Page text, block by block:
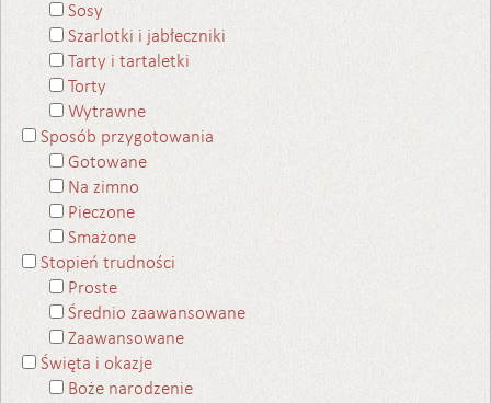
Sosy
Szarlotki i jabłeczniki
Tarty i tartaletki
Torty
Wytrawne
Sposób przygotowania
Gotowane
Na zimno
Pieczone
Smażone
Stopień trudności
Proste
Średnio zaawansowane
Zaawansowane
Święta i okazje
Boże narodzenie